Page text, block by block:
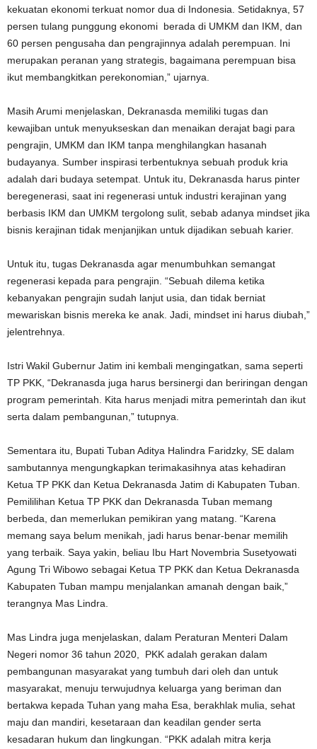
kekuatan ekonomi terkuat nomor dua di Indonesia. Setidaknya, 57
persen tulang punggung ekonomi berada di UMKM dan IKM, dan
60 persen pengusaha dan pengrajinnya adalah perempuan. Ini
merupakan peranan yang strategis, bagaimana perempuan bisa
ikut membangkitkan perekonomian,” ujarnya.
Masih Arumi menjelaskan, Dekranasda memiliki tugas dan
kewajiban untuk menyukseskan dan menaikan derajat bagi para
pengrajin, UMKM dan IKM tanpa menghilangkan hasanah
budayanya. Sumber inspirasi terbentuknya sebuah produk kria
adalah dari budaya setempat. Untuk itu, Dekranasda harus pinter
beregenerasi, saat ini regenerasi untuk industri kerajinan yang
berbasis IKM dan UMKM tergolong sulit, sebab adanya mindset jika
bisnis kerajinan tidak menjanjikan untuk dijadikan sebuah karier.
Untuk itu, tugas Dekranasda agar menumbuhkan semangat
regenerasi kepada para pengrajin. “Sebuah dilema ketika
kebanyakan pengrajin sudah lanjut usia, dan tidak berniat
mewariskan bisnis mereka ke anak. Jadi, mindset ini harus diubah,”
jelentrehnya.
Istri Wakil Gubernur Jatim ini kembali mengingatkan, sama seperti
TP PKK, “Dekranasda juga harus bersinergi dan beriringan dengan
program pemerintah. Kita harus menjadi mitra pemerintah dan ikut
serta dalam pembangunan,” tutupnya.
Sementara itu, Bupati Tuban Aditya Halindra Faridzky, SE dalam
sambutannya mengungkapkan terimakasihnya atas kehadiran
Ketua TP PKK dan Ketua Dekranasda Jatim di Kabupaten Tuban.
Pemililihan Ketua TP PKK dan Dekranasda Tuban memang
berbeda, dan memerlukan pemikiran yang matang. “Karena
memang saya belum menikah, jadi harus benar-benar memilih
yang terbaik. Saya yakin, beliau Ibu Hart Novembria Susetyowati
Agung Tri Wibowo sebagai Ketua TP PKK dan Ketua Dekranasda
Kabupaten Tuban mampu menjalankan amanah dengan baik,”
terangnya Mas Lindra.
Mas Lindra juga menjelaskan, dalam Peraturan Menteri Dalam
Negeri nomor 36 tahun 2020, PKK adalah gerakan dalam
pembangunan masyarakat yang tumbuh dari oleh dan untuk
masyarakat, menuju terwujudnya keluarga yang beriman dan
bertakwa kepada Tuhan yang maha Esa, berakhlak mulia, sehat
maju dan mandiri, kesetaraan dan keadilan gender serta
kesadaran hukum dan lingkungan. “PKK adalah mitra kerja